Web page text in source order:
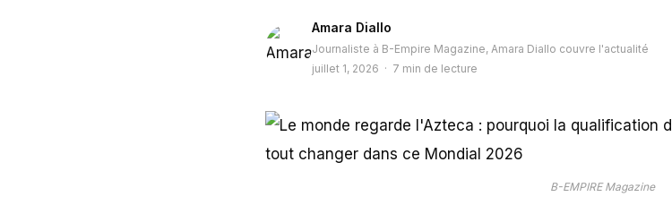
Amara Diallo
Journaliste à B-Empire Magazine, Amara Diallo couvre l'actualité
juillet 1, 2026 · 7 min de lecture
B-EMPIRE Magazine